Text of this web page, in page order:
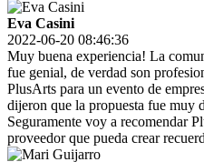
Eva Casini
2022-06-20 08:46:36
Muy buena experiencia! La
fue genial, de verdad son
PlusArts para un evento de
dijeron que la propuesta fue muy
Seguramente voy a recomendar
proveedor que pueda crear